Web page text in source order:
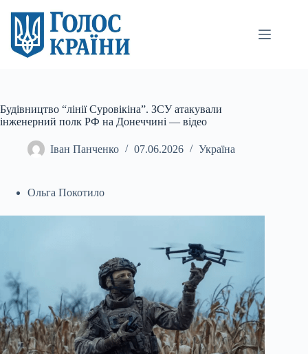
вмісту
Будівництво “лінії Суровікіна”. ЗСУ атакували
інженерний полк РФ на Донеччині — відео
Іван Панченко 07.06.2026 Україна
Ольга Покотило